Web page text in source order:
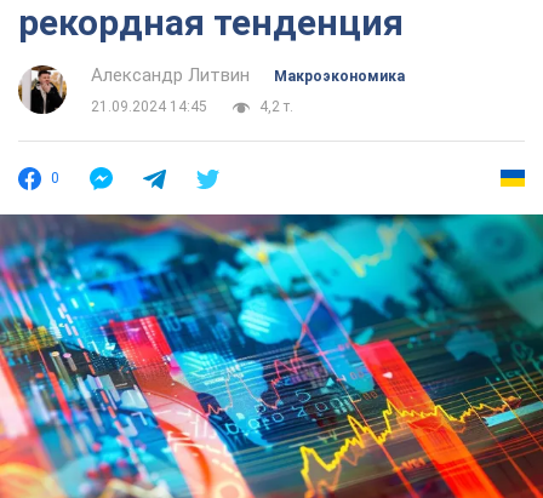
рекордная тенденция
Александр Литвин
Mакроэкономика
21.09.2024 14:45
4,2 т.
0